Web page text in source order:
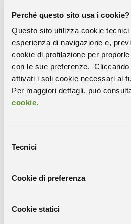
Perché questo sito usa i cookie?
Questo sito utilizza cookie
esperienza di navigazione e,
cookie di profilazione per
con le sue preferenze. Cliccando
attivati i soli cookie necessari al
Per maggiori dettagli, può
cookie.
delTecnici
Cookie di preferenza
Cookie statici
PROGRAMMA
PER UNA CONCRETA E
DELLE INFRASTRUTTURE
Conduce i lavori Alfredo Martini,
Infrastrutture Sostenibili
Ore 14.30
Saluti introduttivi
Massimiliano Fedriga,
La misurazione della
Alfonso Franciosi , Presidente